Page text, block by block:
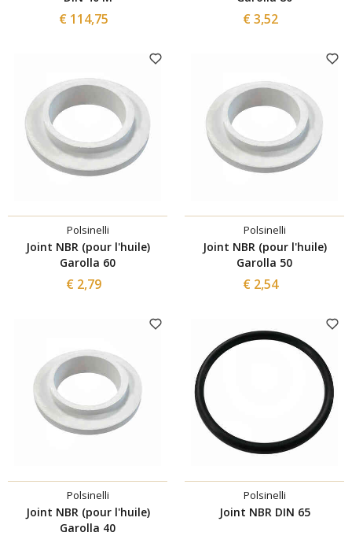
€ 114,75 € 3,52
Polsinelli
Joint NBR (pour l'huile)
Garolla 60
€ 2,79
Polsinelli
Joint NBR (pour l'huile)
Garolla 50
€ 2,54
Polsinelli
Joint NBR (pour l'huile)
Garolla 40
Polsinelli
Joint NBR DIN 65